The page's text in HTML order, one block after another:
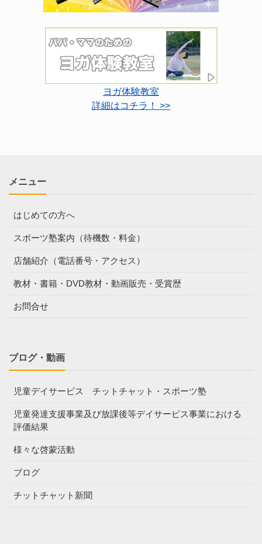
ヨガ体験教室
詳細はコチラ！ >>
メニュー
はじめての方へ
スポーツ塾案内（待機数・料金）
店舗紹介（電話番号・アクセス）
教材・書籍・DVD教材・動画販売・受賞歴
お問合せ
ブログ・動画
児童デイサービス チットチャット・スポーツ塾
児童発達支援事業及び放課後等デイサービス事業における
評価結果
様々な啓蒙活動
ブログ
チットチャット新聞